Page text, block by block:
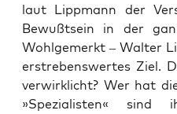
laut Lipp­mann der
Bewußt­sein in der
Wohl­ge­merkt – Wal­ter
erstre­bens­wer­tes Ziel.
ver­wirk­licht? Wer hat
»Spe­zia­lis­ten« sind